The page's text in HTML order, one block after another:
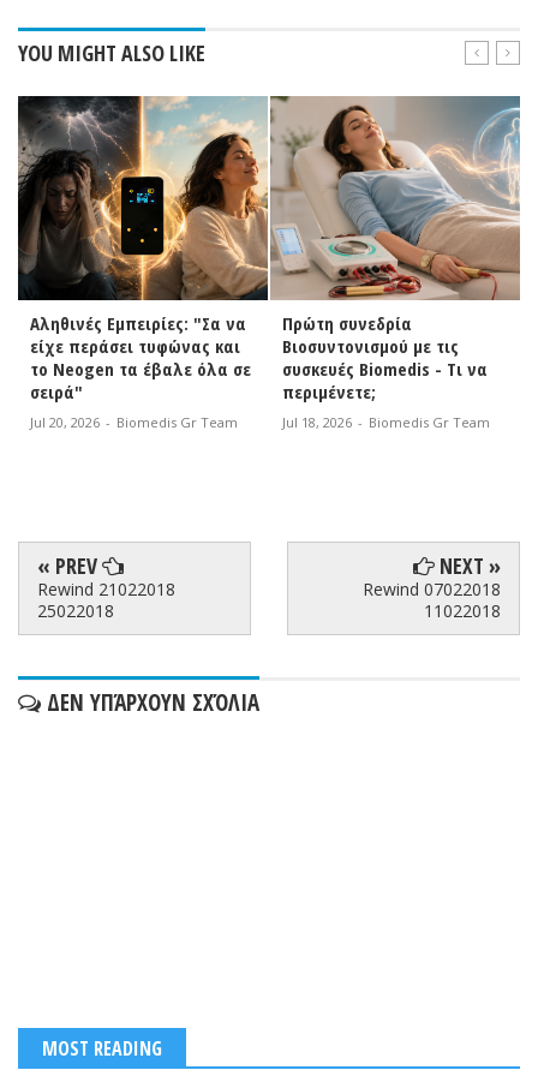
YOU MIGHT ALSO LIKE
Αληθινές Εμπειρίες: "Σα να
είχε περάσει τυφώνας και
το Neogen τα έβαλε όλα σε
σειρά"
Jul 20, 2026 - Biomedis Gr Team
Πρώτη συνεδρία
Βιοσυντονισμού με τις
συσκευές Biomedis - Τι να
περιμένετε;
Jul 18, 2026 - Biomedis Gr Team
« PREV
Rewind 21022018
25022018
NEXT »
Rewind 07022018
11022018
ΔΕΝ ΥΠΆΡΧΟΥΝ ΣΧΌΛΙΑ
MOST READING